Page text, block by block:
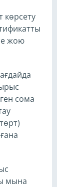
көрсету
жою
сома
мына